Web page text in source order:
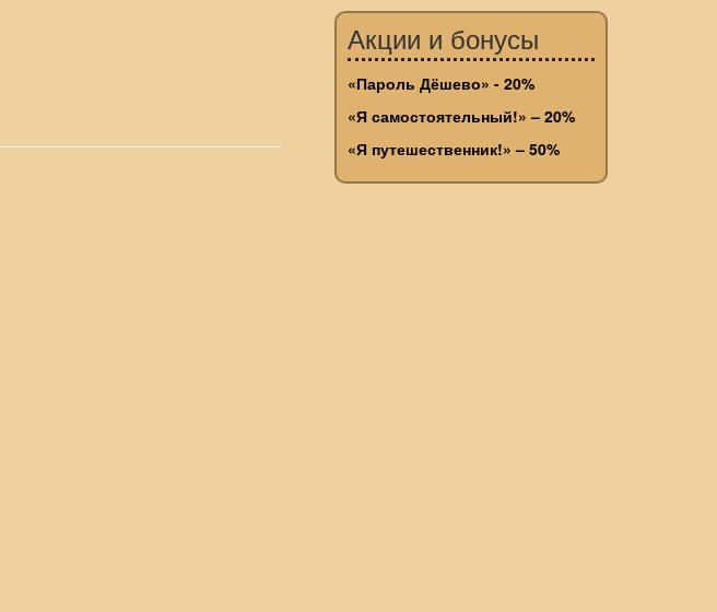
Акции и бонусы
«Пароль Дёшево» - 20%
«Я самостоятельный!» – 20%
«Я путешественник!» – 50%